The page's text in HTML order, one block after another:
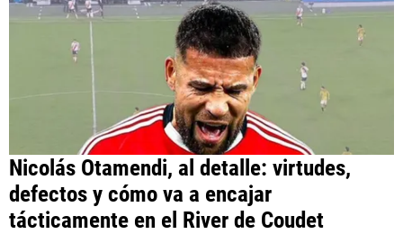
Nicolás Otamendi, al detalle: virtudes,
defectos y cómo va a encajar
tácticamente en el River de Coudet